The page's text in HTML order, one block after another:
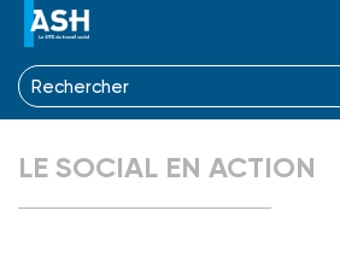
LE SOCIAL EN ACTION